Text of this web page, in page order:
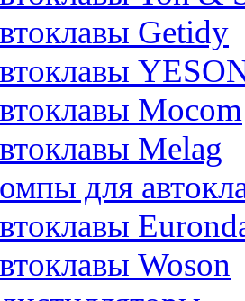
Getidy
Mocom
Melag
для
Woson